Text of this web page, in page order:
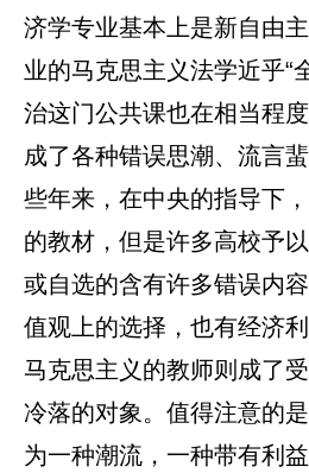
济学专业基本上是新自由
业的马克思主义法学近乎“
治这门公共课也在相当程
成了各种错误思潮、流言
些年来，在中央的指导下
的教材，但是许多高校予
或自选的含有许多错误内
值观上的选择，也有经济
马克思主义的教师则成了
冷落的对象。值得注意的
为一种潮流，一种带有利